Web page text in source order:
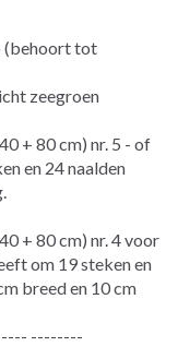
(behoort tot
zeegroen
+ 80 cm) nr. 5 - of
en 24 naalden
+ 80 cm) nr. 4 voor
om 19 steken en
breed en 10 cm
--------